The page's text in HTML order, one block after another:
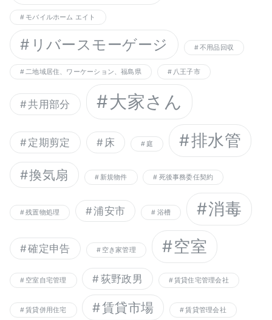
モバイルホーム エイト
リバースモーゲージ 不用品回収
二地域居住、ワーケーション、福島県 八王子市
共用部分 大家さん
定期剪定 床 庭 排水管
換気扇 新規物件 死後事務委任契約
残置物処理 浦安市 浴槽 消毒
確定申告 空き家管理 空室
空室自宅管理 荻野政男 賃貸住宅管理会社
賃貸併用住宅 賃貸市場 賃貸管理会社